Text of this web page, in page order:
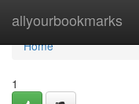
allyourbookmarks
Home
Home
1